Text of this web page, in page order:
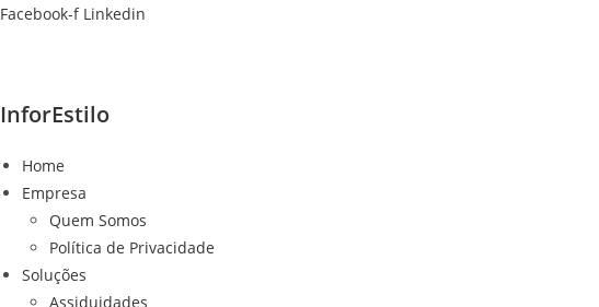
Ir
Facebook-f Linkedin
InforEstilo
Home
Empresa
Quem Somos
Política de Privacidade
Soluções
Assiduidades